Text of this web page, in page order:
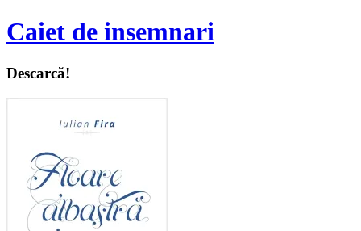
Caiet de insemnari
Descarcă!